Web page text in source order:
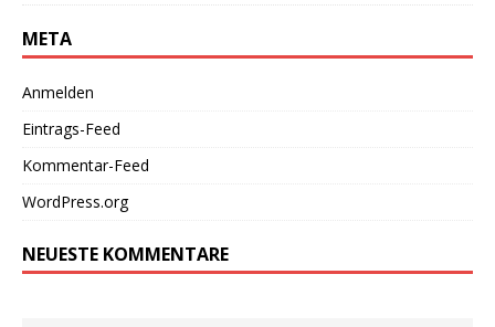
META
Anmelden
Eintrags-Feed
Kommentar-Feed
WordPress.org
NEUESTE KOMMENTARE